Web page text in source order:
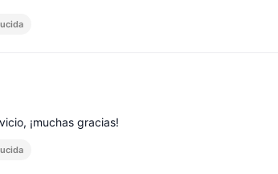
¡muchas gracias!